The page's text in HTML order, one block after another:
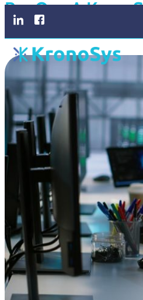
Por Que A
Definitivo Para